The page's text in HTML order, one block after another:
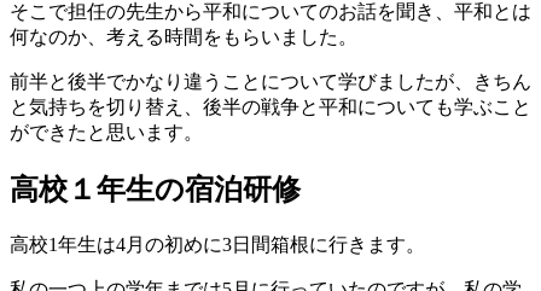
そこで担任の先生から平和についてのお話を聞き、平和とは
何なのか、考える時間をもらいました。
前半と後半でかなり違うことについて学びましたが、きちん
と気持ちを切り替え、後半の戦争と平和についても学ぶこと
ができたと思います。
高校１年生の宿泊研修
高校1年生は4月の初めに3日間箱根に行きます。